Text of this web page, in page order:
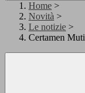
Home >
Novità >
Le notizie >
Certamen